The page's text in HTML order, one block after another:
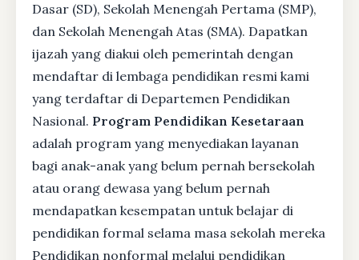
Dasar (SD), Sekolah Menengah Pertama (SMP),
dan Sekolah Menengah Atas (SMA). Dapatkan
ijazah yang diakui oleh pemerintah dengan
mendaftar di lembaga pendidikan resmi kami
yang terdaftar di Departemen Pendidikan
Nasional. Program Pendidikan Kesetaraan
adalah program yang menyediakan layanan
bagi anak-anak yang belum pernah bersekolah
atau orang dewasa yang belum pernah
mendapatkan kesempatan untuk belajar di
pendidikan formal selama masa sekolah mereka
Pendidikan nonformal melalui pendidikan